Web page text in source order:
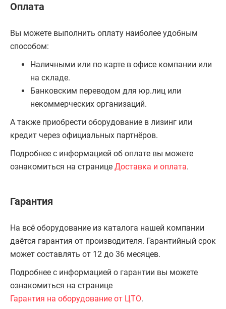
Оплата
Вы можете выполнить оплату наиболее удобным
способом:
Наличными или по карте в офисе компании или
на складе.
Банковским переводом для юр.лиц или
некоммерческих организаций.
А также приобрести оборудование в лизинг или
кредит через официальных партнёров.
Подробнее с информацией об оплате вы можете
ознакомиться на странице Доставка и оплата.
Гарантия
На всё оборудование из каталога нашей компании
даётся гарантия от производителя. Гарантийный срок
может составлять от 12 до 36 месяцев.
Подробнее с информацией о гарантии вы можете
ознакомиться на странице
Гарантия на оборудование от ЦТО.